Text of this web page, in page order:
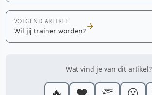
VOLGEND ARTIKEL
Wil jij trainer worden?
Wat vind je van dit artikel?